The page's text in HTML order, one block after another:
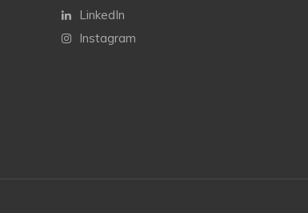
LinkedIn
Instagram